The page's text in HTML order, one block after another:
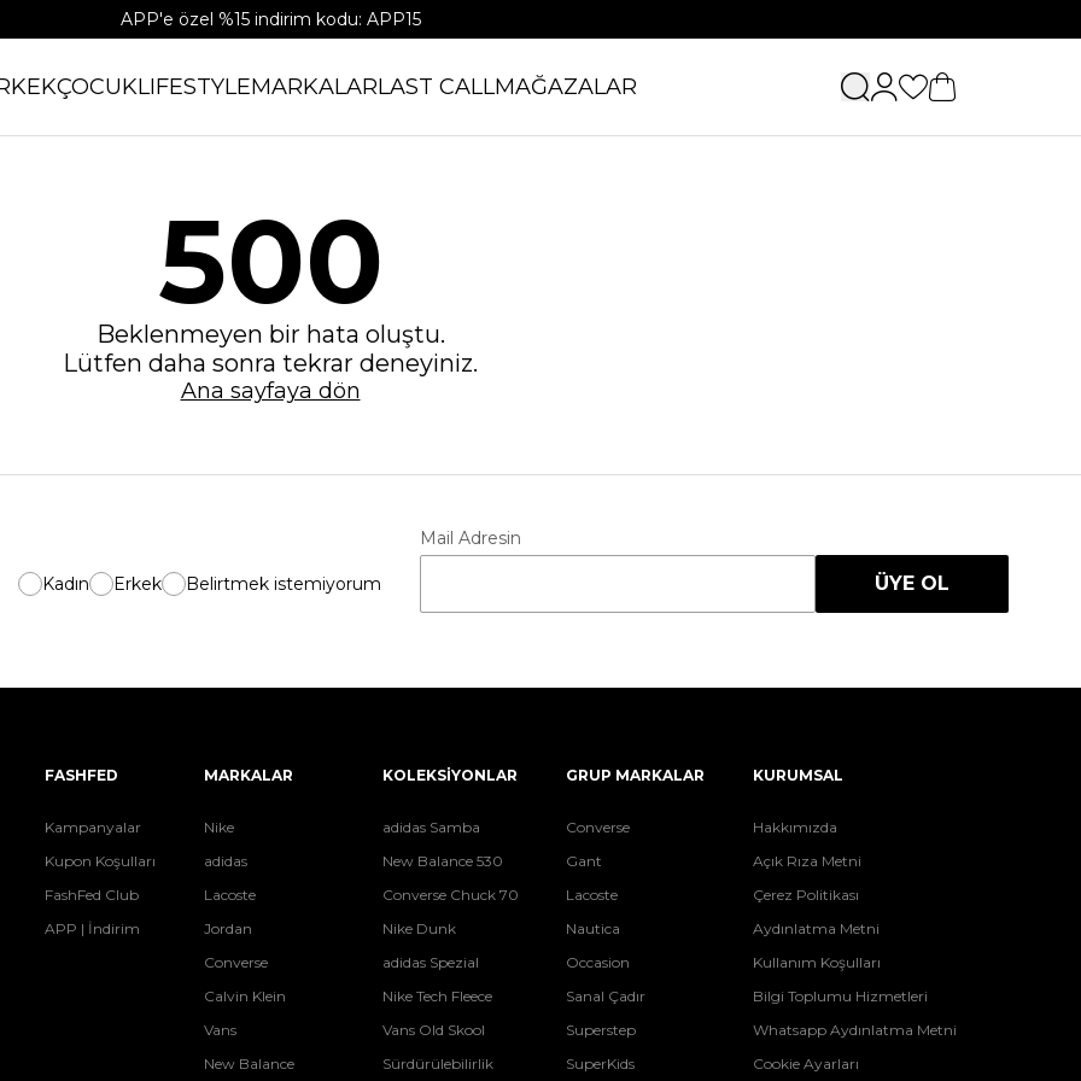
APP'e özel %15 indirim kodu: APP15
ÇOCUKLIFESTYLEMARKALARLAST CALLMAĞAZALAR
500
Beklenmeyen bir hata oluştu.
Lütfen daha sonra tekrar deneyiniz.
Ana sayfaya dön
Kadın Erkek Belirtmek istemiyorum
Mail Adresin
ÜYE OL
FASHFED
Kampanyalar
Kupon Koşulları
FashFed Club
APP | İndirim
MARKALAR
Nike
adidas
Lacoste
Jordan
Converse
Calvin Klein
Vans
New Balance
KOLEKSİYONLAR
adidas Samba
New Balance 530
Converse Chuck 70
Nike Dunk
adidas Spezial
Nike Tech Fleece
Vans Old Skool
Sürdürülebilirlik
GRUP MARKALAR
Converse
Gant
Lacoste
Nautica
Occasion
Sanal Çadır
Superstep
SuperKids
KURUMSAL
Hakkımızda
Açık Rıza Metni
Çerez Politikası
Aydınlatma Metni
Kullanım Koşulları
Bilgi Toplumu Hizmetleri
Whatsapp Aydınlatma Metni
Cookie Ayarları